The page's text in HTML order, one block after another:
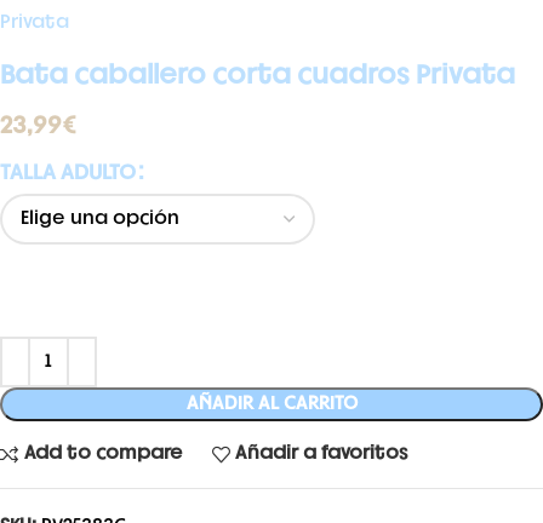
Privata
Bata caballero corta cuadros Privata
23,99€
TALLA ADULTO
AÑADIR AL CARRITO
Add to compare Añadir a favoritos